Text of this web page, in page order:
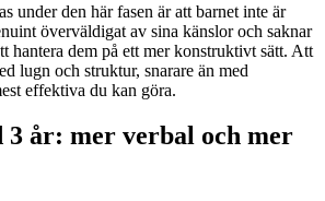
under den här fasen är att barnet inte är
överväldigat av sina känslor och saknar
hantera dem på ett mer konstruktivt sätt. Att
lugn och struktur, snarare än med
effektiva du kan göra.
3 år: mer verbal och mer